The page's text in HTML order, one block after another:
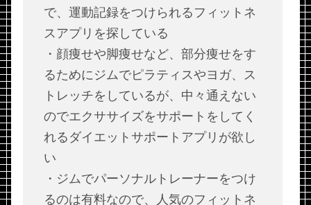
で、運動記録をつけられるフィットネ
スアプリを探している
・顔痩せや脚痩せなど、部分痩せをす
るためにジムでピラティスやヨガ、ス
トレッチをしているが、中々通えない
のでエクササイズをサポートをしてく
れるダイエットサポートアプリが欲し
い
・ジムでパーソナルトレーナーをつけ
るのは有料なので、人気のフィットネ